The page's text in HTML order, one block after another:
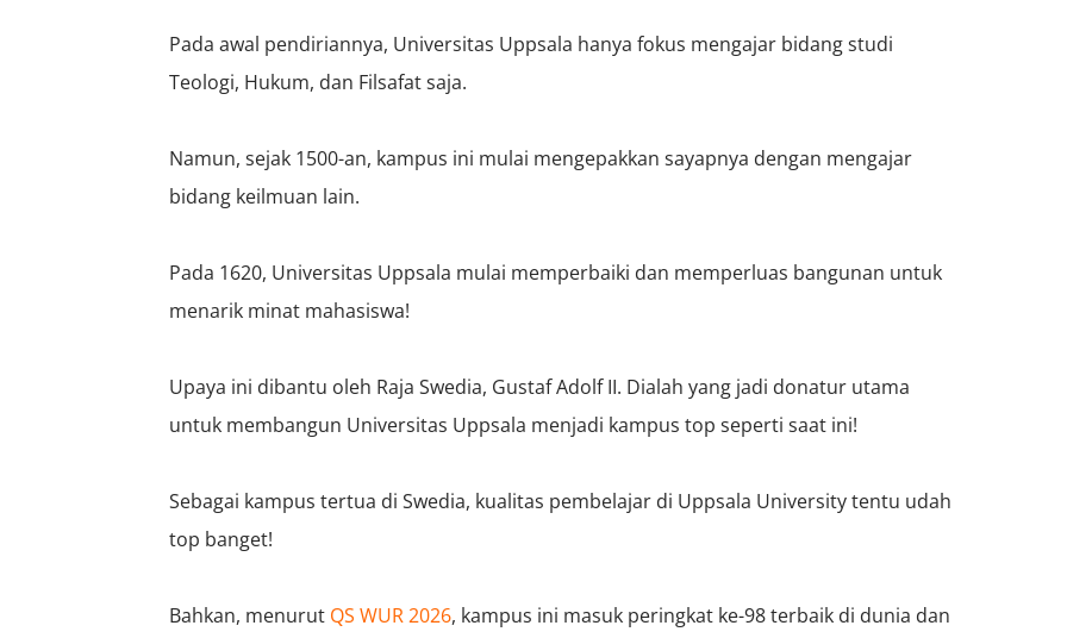
Pada awal pendiriannya, Universitas Uppsala hanya fokus mengajar bidang studi
Teologi, Hukum, dan Filsafat saja.
Namun, sejak 1500-an, kampus ini mulai mengepakkan sayapnya dengan mengajar
bidang keilmuan lain.
Pada 1620, Universitas Uppsala mulai memperbaiki dan memperluas bangunan untuk
menarik minat mahasiswa!
Upaya ini dibantu oleh Raja Swedia, Gustaf Adolf II. Dialah yang jadi donatur utama
untuk membangun Universitas Uppsala menjadi kampus top seperti saat ini!
Sebagai kampus tertua di Swedia, kualitas pembelajar di Uppsala University tentu udah
top banget!
Bahkan, menurut QS WUR 2026, kampus ini masuk peringkat ke-98 terbaik di dunia dan